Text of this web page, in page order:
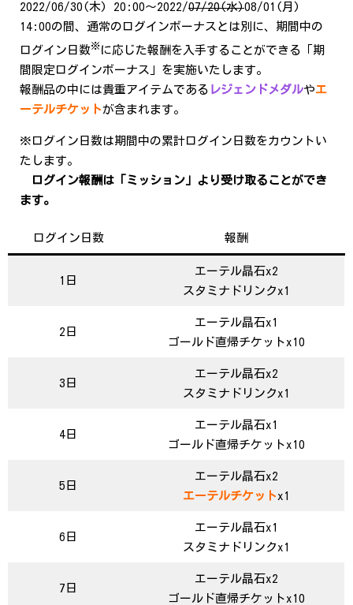
2022/06/30(木) 20:00～2022/07/20(水)08/01(月)
14:00の間、通常のログインボーナスとは別に、期間中の
ログイン日数※に応じた報酬を入手することができる「期
間限定ログインボーナス」を実施いたします。
報酬品の中には貴重アイテムである レジェンドメダルやエ
ーテルチケットが含まれます。
※ログイン日数は期間中の累計ログイン日数をカウントい
たします。
ログイン報酬は「ミッション」より受け取ることができ
ます。
ログイン日数 報酬
1日
エーテル晶石x2
スタミナドリンクx1
2日
エーテル晶石x1
ゴールド直帰チケットx10
3日
エーテル晶石x2
スタミナドリンクx1
4日
エーテル晶石x1
ゴールド直帰チケットx10
5日
エーテル晶石x2
エーテルチケット x1
6日
エーテル晶石x1
スタミナドリンクx1
7日
エーテル晶石x2
ゴールド直帰チケットx10